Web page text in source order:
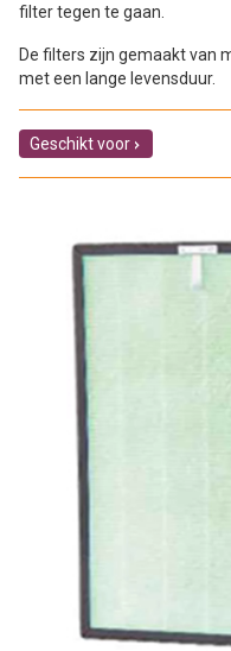
filter tegen te gaan.
De filters zijn gemaakt van
met een lange levensduur.
Geschikt voor